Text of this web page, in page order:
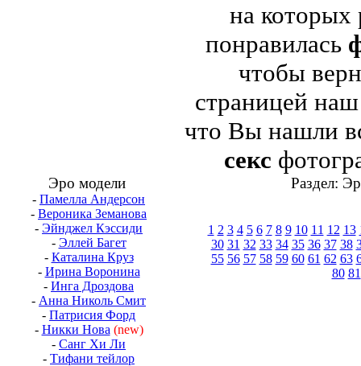
на
понравилась
чтобы
страницей
что Вы нашли
секс
Эро модели
- Памелла Андерсон
- Вероника Земанова
- Эйнджел Кэссиди
- Эллей Багет
- Каталина Круз
- Ирина Воронина
- Инга Дроздова
- Анна Николь Смит
- Патрисия Форд
- Никки Нова (new)
- Санг Хи Ли
- Тифани тейлор
Раздел:
1 2 3 4 5 6 7 8 9 10 11 12 13
30 31 32 33 34 35 36 37 38
55 56 57 58 59 60 61 62 63
80 81